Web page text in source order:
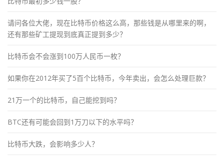
请问各位大佬，现在比特币价格这么高，那些钱是从哪里来的啊，
还有那些矿工提现到底真正提到多少？
比特币会不会涨到100万人民币一枚？
如果你在2012年买了5百个比特币，今年卖出，会怎么处理巨款？
21万一个的比特币，自己能挖到吗？
BTC还有可能会回到1万刀以下的水平吗？
比特币大跌，会影响多少人？